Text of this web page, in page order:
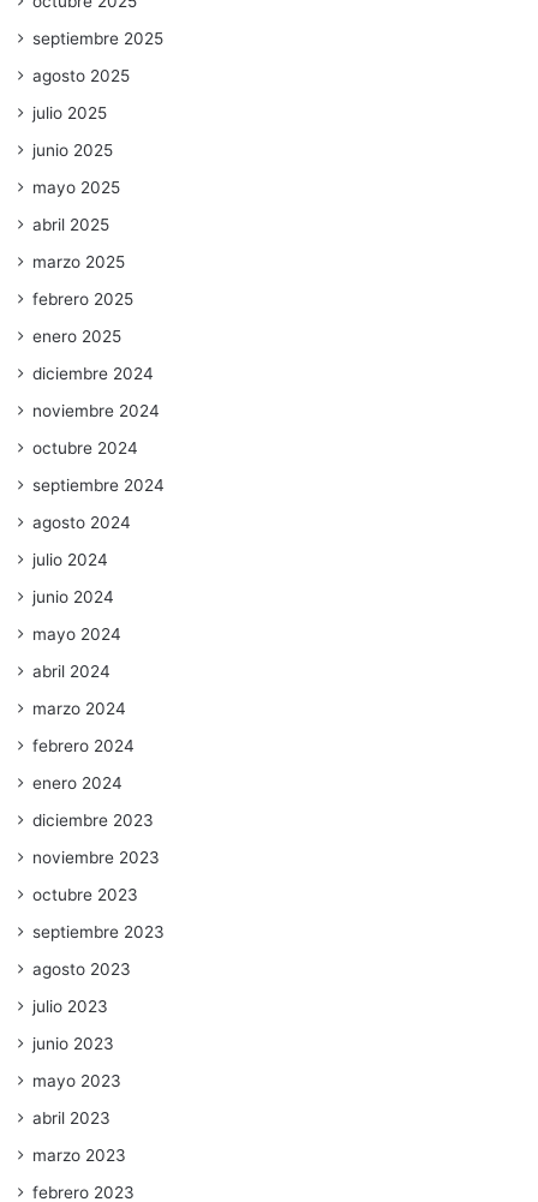
septiembre 2025
agosto 2025
julio 2025
junio 2025
mayo 2025
abril 2025
marzo 2025
febrero 2025
enero 2025
diciembre 2024
noviembre 2024
octubre 2024
septiembre 2024
agosto 2024
julio 2024
junio 2024
mayo 2024
abril 2024
marzo 2024
febrero 2024
enero 2024
diciembre 2023
noviembre 2023
octubre 2023
septiembre 2023
agosto 2023
julio 2023
junio 2023
mayo 2023
abril 2023
marzo 2023
febrero 2023